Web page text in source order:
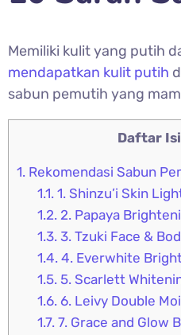
Memiliki kulit yang putih
mendapatkan kulit putih
sabun pemutih yang
Daftar
1. Rekomendasi Sabun
1.1.1. Shinzu’i Skin
1.2.2. Papaya
1.3.3. Tzuki Face &
1.4.4. Everwhite
1.5.5. Scarlett
1.6.6. Leivy Double
1.7.7. Grace and Glow